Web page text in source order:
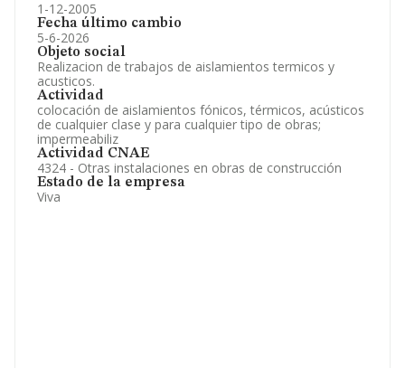
1-12-2005
Fecha último cambio
5-6-2026
Objeto social
Realizacion de trabajos de aislamientos termicos y
acusticos.
Actividad
colocación de aislamientos fónicos, térmicos, acústicos
de cualquier clase y para cualquier tipo de obras;
impermeabiliz
Actividad CNAE
4324 - Otras instalaciones en obras de construcción
Estado de la empresa
Viva